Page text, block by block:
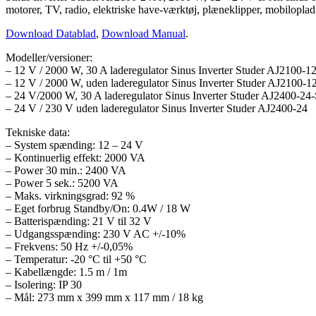
motorer, TV, radio, elektriske have-værktøj, plæneklipper,
Download Datablad, Download Manual.
Modeller/versioner:
– 12 V / 2000 W, 30 A laderegulator Sinus Inverter Studer AJ2100-
– 12 V / 2000 W, uden laderegulator Sinus Inverter Studer AJ2100-12
– 24 V/2000 W, 30 A laderegulator Sinus Inverter Studer AJ2400-24-
– 24 V / 230 V uden laderegulator Sinus Inverter Studer AJ2400-24
Tekniske data:
– System spænding: 12 – 24 V
– Kontinuerlig effekt: 2000 VA
– Power 30 min.: 2400 VA
– Power 5 sek.: 5200 VA
– Maks. virkningsgrad: 92 %
– Eget forbrug Standby/On: 0.4W / 18 W
– Batterispænding: 21 V til 32 V
– Udgangsspænding: 230 V AC +/-10%
– Frekvens: 50 Hz +/-0,05%
– Temperatur: -20 °C til +50 °C
– Kabellængde: 1.5 m / 1m
– Isolering: IP 30
– Mål: 273 mm x 399 mm x 117 mm / 18 kg